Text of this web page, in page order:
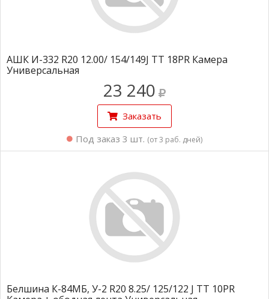
АШК И-332 R20 12.00/ 154/149J TT 18PR Камера
Универсальная
23 240
Заказать
Под заказ 3 шт. (от 3 раб. дней)
Белшина К-84МБ, У-2 R20 8.25/ 125/122 J TT 10PR